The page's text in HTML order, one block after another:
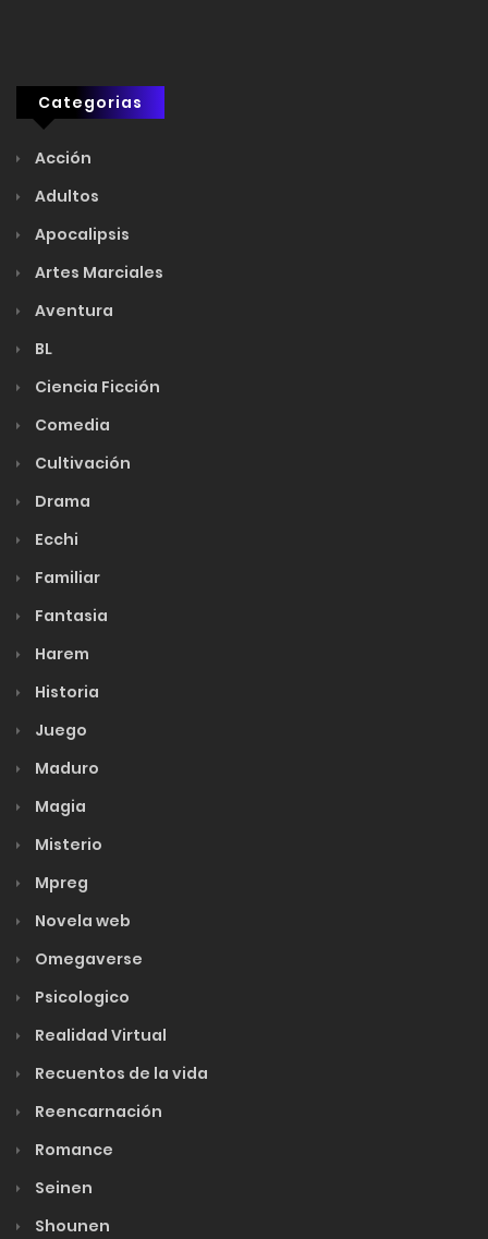
Categorias
Acción
Adultos
Apocalipsis
Artes Marciales
Aventura
BL
Ciencia Ficción
Comedia
Cultivación
Drama
Ecchi
Familiar
Fantasia
Harem
Historia
Juego
Maduro
Magia
Misterio
Mpreg
Novela web
Omegaverse
Psicologico
Realidad Virtual
Recuentos de la vida
Reencarnación
Romance
Seinen
Shounen